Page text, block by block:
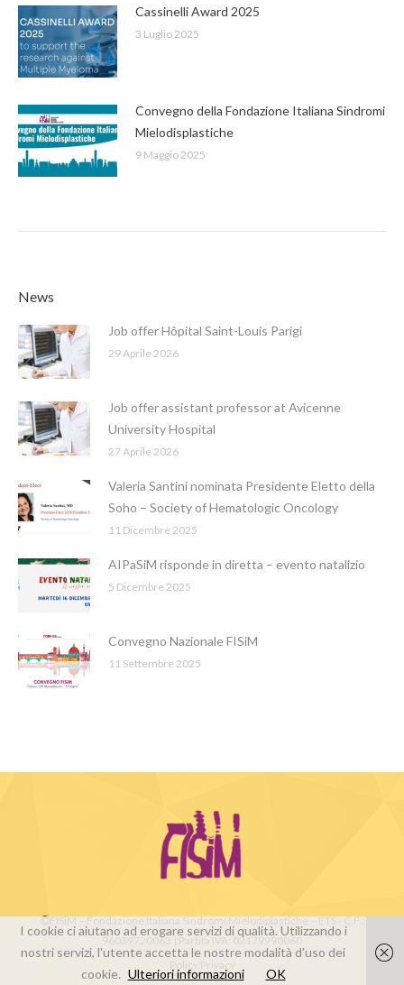
Cassinelli Award 2025
3 Luglio 2025
Convegno della Fondazione Italiana Sindromi
Mielodisplastiche
9 Maggio 2025
News
Job offer Hôpital Saint-Louis Parigi
29 Aprile 2026
Job offer assistant professor at Avicenne
University Hospital
27 Aprile 2026
Valeria Santini nominata Presidente Eletto della
Soho – Society of Hematologic Oncology
11 Dicembre 2025
AIPaSiM risponde in diretta – evento natalizio
5 Dicembre 2025
Convegno Nazionale FISiM
11 Settembre 2025
FISiM – Fondazione Italiana Sindromi Mielodiplastiche – ETS - C.F.:
96039720063 | Partita IVA: 02179990060
Policy Privacy
I cookie ci aiutano ad erogare servizi di qualità. Utilizzando i
nostri servizi, l'utente accetta le nostre modalità d'uso dei
cookie. Ulteriori informazioni OK